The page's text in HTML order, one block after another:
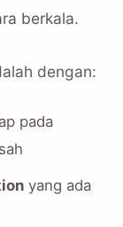
berkala.
dengan:
pada
yang ada